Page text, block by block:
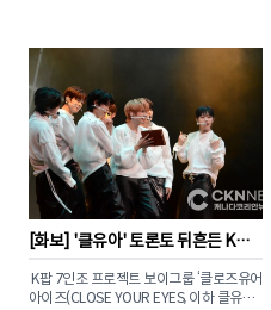
열린 이번 행사는 온주한인비즈니스협회
(KCBA)와 한식진흥원(KFPI)이 공동 주최
하고, 주토론토총영사관과 갤러리아슈퍼마
켓의 후원으로 진행됐다.
‘고품격 K-파인 다이닝과 창작 칵테일의 만
남(THE CULINARY CONVERGENCE)’이
라는 주제로 열린 조은주 셰프의 정교한 프
렌치 분자요리 기법과 한국 전통 식재료의
깊은 맛이 접시 위에서 독창적인 예술로 피
어났다.
현지 미식가들과 한인 요식업계 리더들은
눈과 입을 모두 사로잡는 조은주 셰프의 아
[화보] '클유아' 토론토 뒤흔든 K
팝… 캐나다 투어 콘서트 성료
K팝 7인조 프로젝트 보이그룹 ‘클로즈유어
아이즈(CLOSE YOUR EYES, 이하 클유